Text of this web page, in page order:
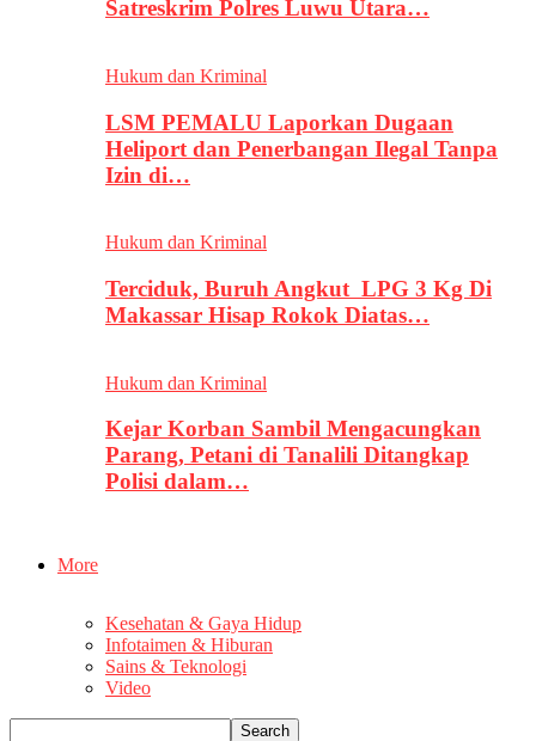
Satreskrim Polres Luwu Utara…
Hukum dan Kriminal
LSM PEMALU Laporkan Dugaan
Heliport dan Penerbangan Ilegal Tanpa
Izin di…
Hukum dan Kriminal
Terciduk, Buruh Angkut LPG 3 Kg Di
Makassar Hisap Rokok Diatas…
Hukum dan Kriminal
Kejar Korban Sambil Mengacungkan
Parang, Petani di Tanalili Ditangkap
Polisi dalam…
More
Kesehatan & Gaya Hidup
Infotaimen & Hiburan
Sains & Teknologi
Video